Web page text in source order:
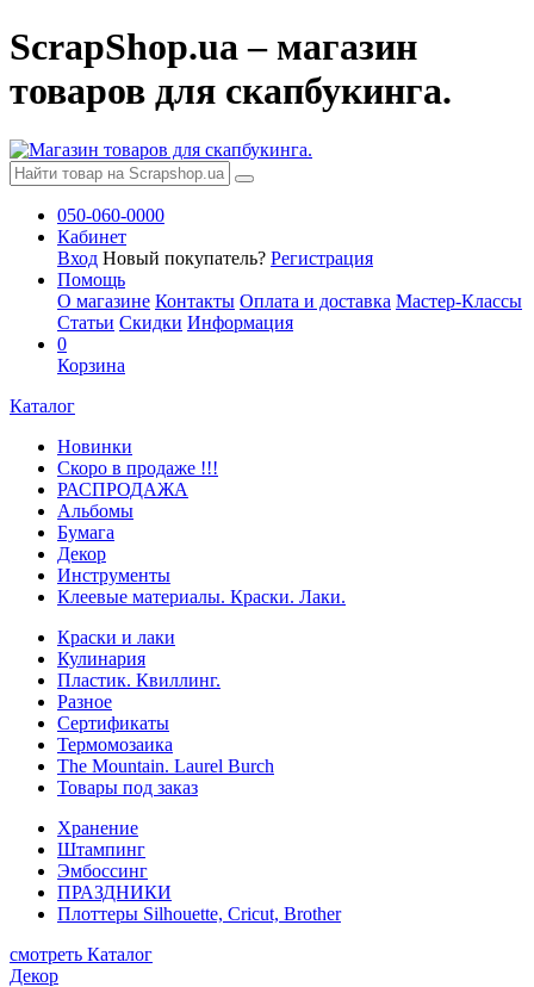
ScrapShop.ua – магазин
товаров для скапбукинга.
050-060-0000
Кабинет
Вход Новый покупатель? Регистрация
Помощь
О магазине Контакты Оплата и доставка Мастер-Классы
Статьи Скидки Информация
0
Корзина
Каталог
Новинки
Скоро в продаже !!!
РАСПРОДАЖА
Альбомы
Бумага
Декор
Инструменты
Клеевые материалы. Краски. Лаки.
Краски и лаки
Кулинария
Пластик. Квиллинг.
Разное
Сертификаты
Термомозаика
The Mountain. Laurel Burch
Товары под заказ
Хранение
Штампинг
Эмбоссинг
ПРАЗДНИКИ
Плоттеры Silhouette, Cricut, Brother
смотреть Каталог
Декор